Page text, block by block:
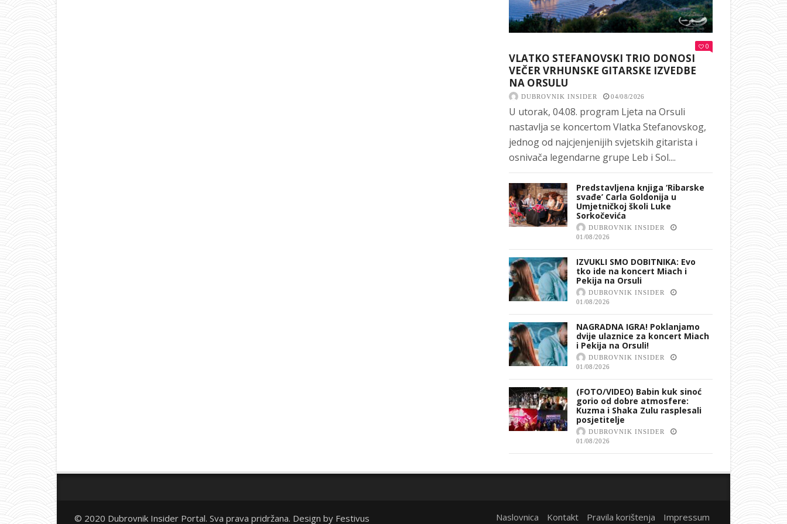
0
VLATKO STEFANOVSKI TRIO DONOSI
VEČER VRHUNSKE GITARSKE IZVEDBE
NA ORSULU
DUBROVNIK INSIDER 04/08/2026
U utorak, 04.08. program Ljeta na Orsuli
nastavlja se koncertom Vlatka Stefanovskog,
jednog od najcjenjenijih svjetskih gitarista i
osnivača legendarne grupe Leb i Sol....
Predstavljena knjiga ‘Ribarske
svađe’ Carla Goldonija u
Umjetničkoj školi Luke
Sorkočevića
DUBROVNIK INSIDER
01/08/2026
IZVUKLI SMO DOBITNIKA: Evo
tko ide na koncert Miach i
Pekija na Orsuli
DUBROVNIK INSIDER
01/08/2026
NAGRADNA IGRA! Poklanjamo
dvije ulaznice za koncert Miach
i Pekija na Orsuli!
DUBROVNIK INSIDER
01/08/2026
(FOTO/VIDEO) Babin kuk sinoć
gorio od dobre atmosfere:
Kuzma i Shaka Zulu rasplesali
posjetitelje
DUBROVNIK INSIDER
01/08/2026
© 2020 Dubrovnik Insider Portal. Sva prava pridržana. Design by Festivus Naslovnica Kontakt Pravila korištenja Impressum